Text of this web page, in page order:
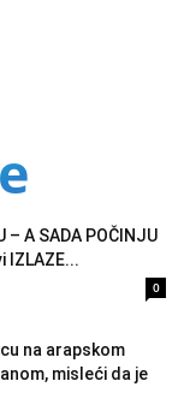
– A SADA POČINJU
IZLAZE...
0
na arapskom
misleći da je